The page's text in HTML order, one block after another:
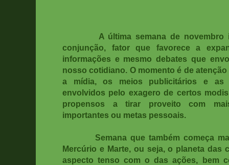
A última semana de
conjunção, fator que favorece a
informações e mesmo debates que
nosso cotidiano. O momento é de
a mídia, os meios publicitários e as
envolvidos pelo exagero de certos
propensos a tirar proveito com
importantes ou metas pessoais.
Semana que também começa
Mercúrio e Marte, ou seja, o planeta das
aspecto tenso com o das ações, bem